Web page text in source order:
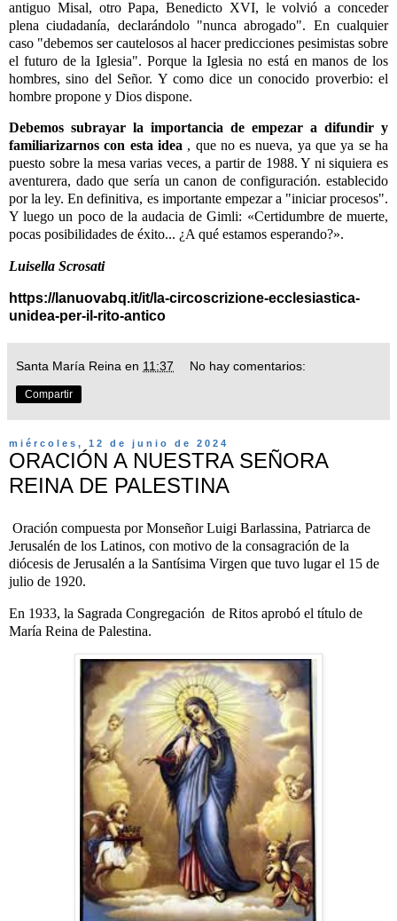
antiguo Misal, otro Papa, Benedicto XVI, le volvió a conceder
plena ciudadanía, declarándolo "nunca abrogado". En cualquier
caso "debemos ser cautelosos al hacer predicciones pesimistas sobre
el futuro de la Iglesia". Porque la Iglesia no está en manos de los
hombres, sino del Señor. Y como dice un conocido proverbio: el
hombre propone y Dios dispone.
Debemos subrayar la importancia de empezar a difundir y
familiarizarnos con esta idea , que no es nueva, ya que ya se ha
puesto sobre la mesa varias veces, a partir de 1988. Y ni siquiera es
aventurera, dado que sería un canon de configuración. establecido
por la ley. En definitiva, es importante empezar a "iniciar procesos".
Y luego un poco de la audacia de Gimli: «Certidumbre de muerte,
pocas posibilidades de éxito... ¿A qué estamos esperando?».
Luisella Scrosati
https://lanuovabq.it/it/la-circoscrizione-ecclesiastica-
unidea-per-il-rito-antico
Santa María Reina en 11:37 No hay comentarios:
Compartir
miércoles, 12 de junio de 2024
ORACIÓN A NUESTRA SEÑORA
REINA DE PALESTINA
Oración compuesta por Monseñor Luigi Barlassina, Patriarca de
Jerusalén de los Latinos, con motivo de la consagración de la
diócesis de Jerusalén a la Santísima Virgen que tuvo lugar el 15 de
julio de 1920.
En 1933, la Sagrada Congregación de Ritos aprobó el título de
María Reina de Palestina.